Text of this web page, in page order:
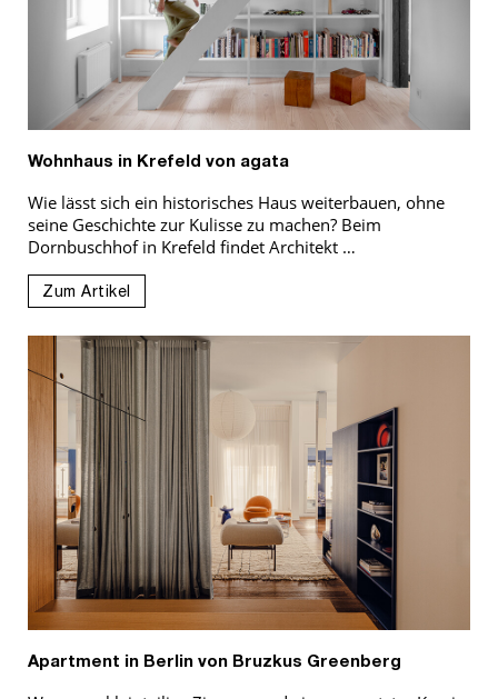
Wohnhaus in Krefeld von agata
Wie lässt sich ein historisches Haus weiterbauen, ohne
seine Geschichte zur Kulisse zu machen? Beim
Dornbuschhof in Krefeld findet Architekt …
Zum Artikel
Apartment in Berlin von Bruzkus Greenberg